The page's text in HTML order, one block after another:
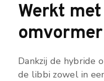
Werkt
omvormer
Dankzij de hybride
de libbi zowel in